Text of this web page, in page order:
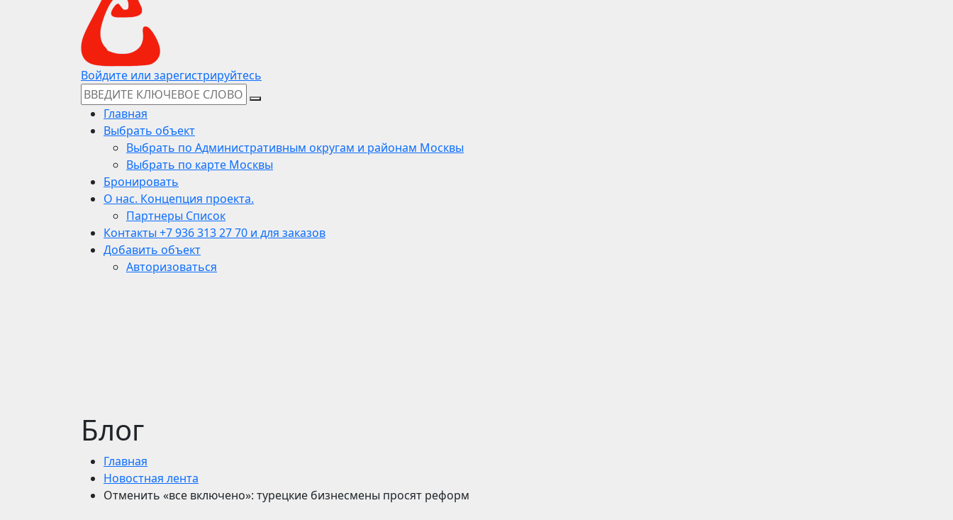
Войдите или зарегистрируйтесь
Главная
Выбрать объект
Выбрать по Административным округам и районам Москвы
Выбрать по карте Москвы
Бронировать
О нас. Концепция проекта.
Партнеры Список
Контакты +7 936 313 27 70 и для заказов
Добавить объект
Авторизоваться
Блог
Главная
Новостная лента
Отменить «все включено»: турецкие бизнесмены просят реформ